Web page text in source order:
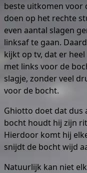
beste uitkomen voor
doen op het rechte
even aantal slagen
linksaf te gaan.
kijkt op tv, dat er
met links voor de
slagje, zonder veel
voor de bocht.
Ghiotto doet dat dus
bocht houdt hij zijn
Hierdoor komt hij
snijdt de bocht wijd
Natuurlijk kan niet